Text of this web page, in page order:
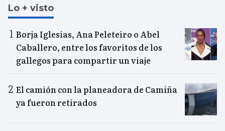
Lo + visto
Borja Iglesias, Ana Peleteiro o Abel
Caballero, entre los favoritos de los
gallegos para compartir un viaje
El camión con la planeadora de Camiña
ya fueron retirados